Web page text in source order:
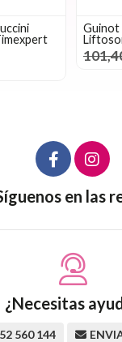
Guinot
en las
¿Necesitas
560 144